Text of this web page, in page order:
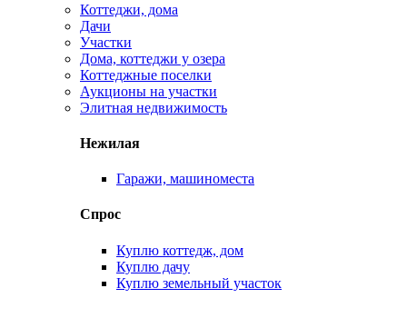
Коттеджи, дома
Дачи
Участки
Дома, коттеджи у озера
Коттеджные поселки
Аукционы на участки
Элитная недвижимость
Нежилая
Гаражи, машиноместа
Спрос
Куплю коттедж, дом
Куплю дачу
Куплю земельный участок